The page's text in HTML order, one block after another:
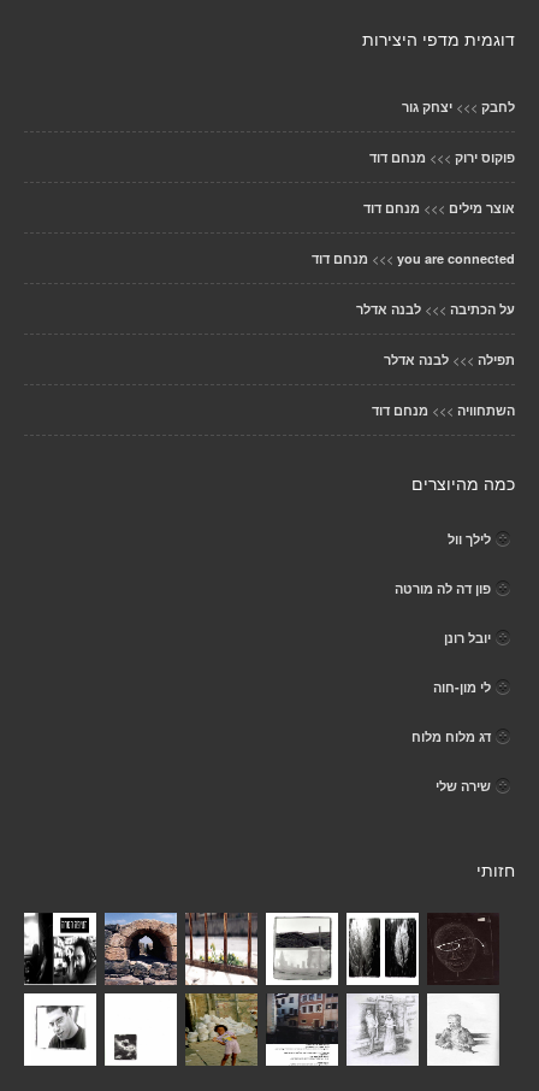
דוגמית מדפי היצירות
לחבק >>> יצחק גור
פוקוס ירוק >>> מנחם דוד
אוצר מילים >>> מנחם דוד
you are connected
>>> מנחם דוד
על הכתיבה >>> לבנה אדלר
תפילה >>> לבנה אדלר
השתחוויה >>> מנחם דוד
כמה מהיוצרים
לילך וול
פון דה לה מורטה
יובל רונן
לי מון-חוה
דג מלוח מלוח
שירה שלי
חזותי